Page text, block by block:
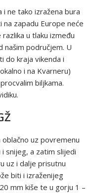
i ne tako izražena bura
zapadu Europe neće
u tlaku između
našim područjem. U
do kraja vikenda i
i na Kvarneru)
biljkama.
uz povremenu
i snijeg, a zatim slijedi
uz i dalje prisutnu
biti i izraženijeg
mm kiše te u gorju 1 –